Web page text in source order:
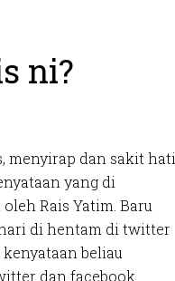
ni?
menyirap dan sakit hati
yang di
Rais Yatim. Baru
di hentam di twitter
beliau
dan facebook